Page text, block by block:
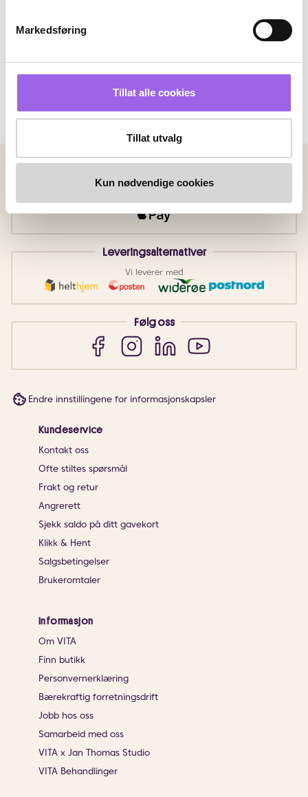
Markedsføring
Tillat alle cookies
Tillat utvalg
Kun nødvendige cookies
FakturaVippsKortbetaling
Leveringsalternativer
Vi leverer med
Følg oss
Endre innstillingene for informasjonskapsler
Kundeservice
Kontakt oss
Ofte stiltes spørsmål
Frakt og retur
Angrerett
Sjekk saldo på ditt gavekort
Klikk & Hent
Salgsbetingelser
Brukeromtaler
Informasjon
Om VITA
Finn butikk
Personvernerklæring
Bærekraftig forretningsdrift
Jobb hos oss
Samarbeid med oss
VITA x Jan Thomas Studio
VITA Behandlinger